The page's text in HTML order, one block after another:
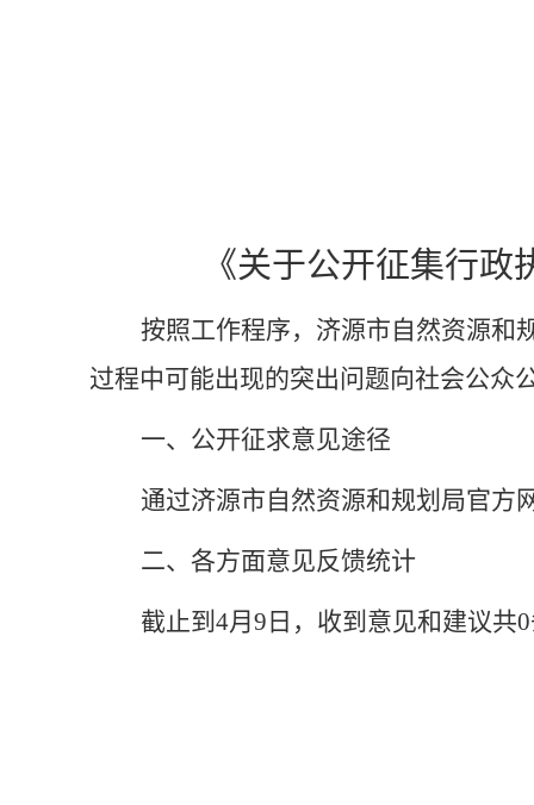
《关于公开征集行
按照工作程序，济源市自然资源和
过程中可能出现的突出问题向社会公众
一、公开征求意见途径
通过济源市自然资源和规划局官方
二、各方面意见反馈统计
截止到4月9日，收到意见和建议共